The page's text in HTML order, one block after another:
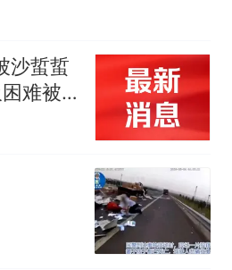
沙蜇蜇
难被
始剧
是偶